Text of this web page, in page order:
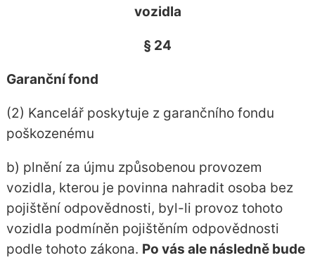
vozidla
§ 24
Garanční fond
(2) Kancelář poskytuje z garančního fondu
poškozenému
b) plnění za újmu způsobenou provozem
vozidla, kterou je povinna nahradit osoba bez
pojištění odpovědnosti, byl-li provoz tohoto
vozidla podmíněn pojištěním odpovědnosti
podle tohoto zákona. Po vás ale následně bude